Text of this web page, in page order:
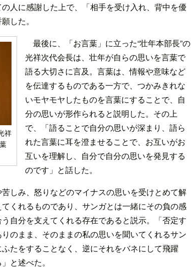
人に感謝した上で、「相手を受け入れ、背中を優
した。
祥
最後に、「お言葉」に立った“壮年本部長”の
光祥次代会長は、壮年が自らの思いを言葉で
語る大切さに言及。言葉は、情報や意味など
を伝達するものである一方で、つかみきれな
いモヤモヤしたものを言葉にすることで、自
分の思いが形作られると説明した。その上
で、「語ることで自分の思いが深まり、語ら
れた言葉に耳を澄ませることで、お互いがお
互いを理解し、自分で自分の思いを発見する
のです」と話した。
しみ、怒りなどのマイナスの思いを受けとめて解
くれるものであり、サンガとは一緒にその負の感
自分を支えてくれる存在であると説示。「否定す
のまま、そのままの私の思いを聞いてくれるサン
たをすることなく、逆にそれをバネにして飛躍
と述べた。